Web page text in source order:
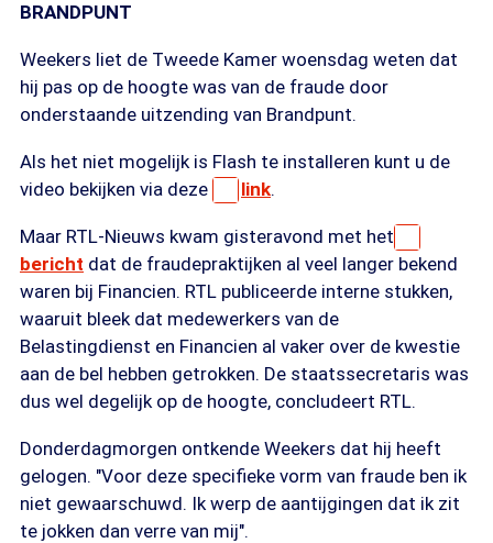
BRANDPUNT
Weekers liet de Tweede Kamer woensdag weten dat
hij pas op de hoogte was van de fraude door
onderstaande uitzending van Brandpunt.
Als het niet mogelijk is Flash te installeren kunt u de
video bekijken via deze
link.
Maar RTL-Nieuws kwam gisteravond met het
bericht dat de fraudepraktijken al veel langer bekend
waren bij Financien. RTL publiceerde interne stukken,
waaruit bleek dat medewerkers van de
Belastingdienst en Financien al vaker over de kwestie
aan de bel hebben getrokken. De staatssecretaris was
dus wel degelijk op de hoogte, concludeert RTL.
Donderdagmorgen ontkende Weekers dat hij heeft
gelogen. "Voor deze specifieke vorm van fraude ben ik
niet gewaarschuwd. Ik werp de aantijgingen dat ik zit
te jokken dan verre van mij".